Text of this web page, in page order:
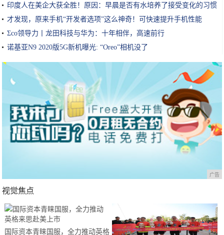
印度人在美企大获全胜！原因：早晨是否有水培养了接受变化的习惯
才发现，原来手机“开发者选项”这么神奇！可快速提升手机性能
Σco领导力丨龙田科技与华为：十年相伴，高速前行
诺基亚N9 2020版5G新机曝光: “Oreo”相机没了
广告
视觉焦点
国际资本青睐国服，全力推动英格